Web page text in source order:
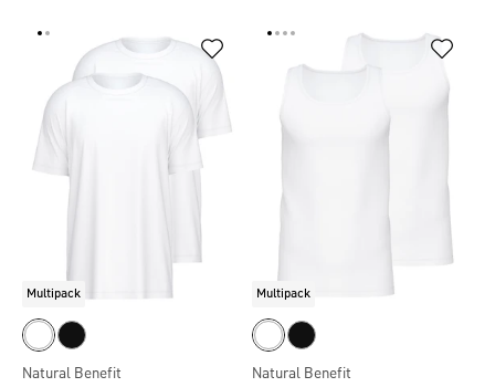
Multipack
Natural Benefit
Multipack
Natural Benefit